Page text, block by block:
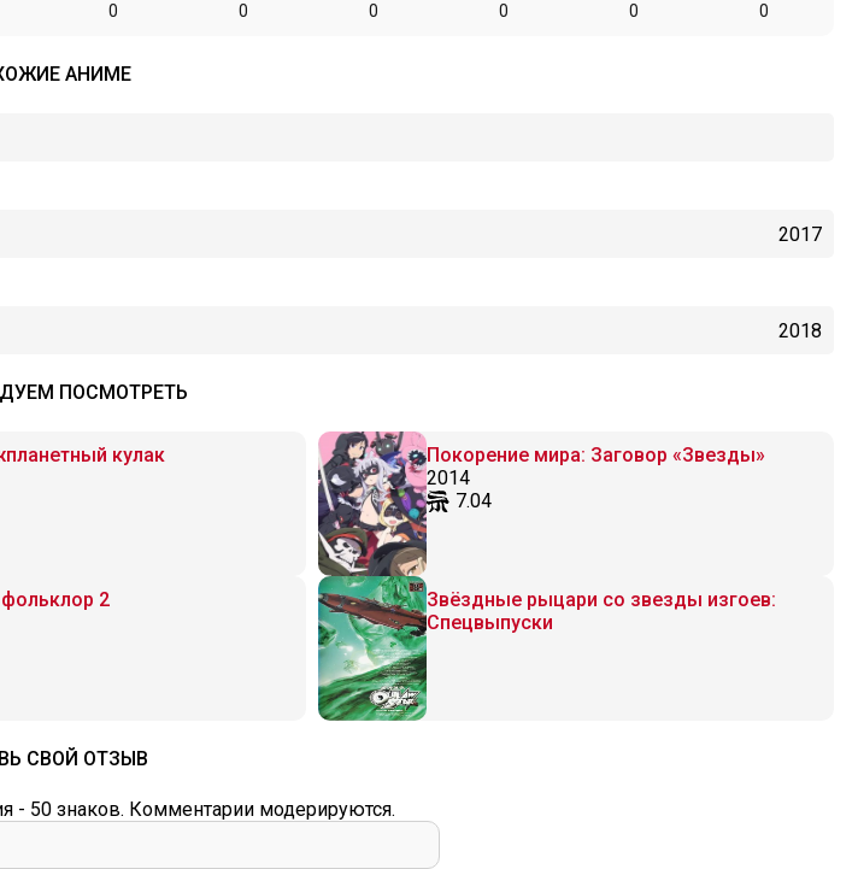
0 0 0 0 0 0
АНИМЕ
2017
2018
ПОСМОТРЕТЬ
кулак
Покорение мира: Заговор «Звезды»
2014
7.04
2
Звёздные рыцари со звезды изгоев:
Спецвыпуски
СВОЙ ОТЗЫВ
- 50 знаков. Комментарии модерируются.